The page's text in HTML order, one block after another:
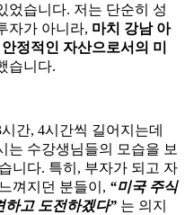
었습니다. 저는 단순히 성
자가 아니라, 마치 강남 아
정적인 자산으로서의 미
습니다.
간, 4시간씩 길어지는데
는 수강생님들의 모습을 보
니다. 특히, 부자가 되고 자
껴지던 분들이, “미국 주식
하고 도전하겠다” 는 의지